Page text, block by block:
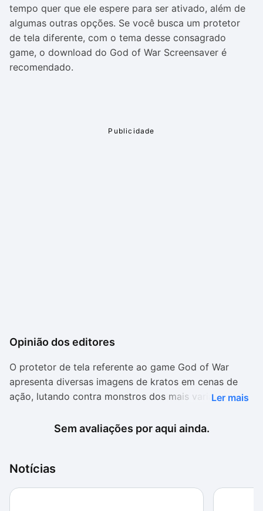
tempo quer que ele espere para ser ativado, além de
algumas outras opções. Se você busca um protetor
de tela diferente, com o tema desse consagrado
game, o download do God of War Screensaver é
recomendado.
Opinião dos editores
O protetor de tela referente ao game God of War
apresenta diversas imagens de kratos em cenas de
ação, lutando contra monstros dos mais variados
baixa para monitores maiores ou com resoluções
No entanto, quem é fã da série vai, sem dúvida, gostar
do protetor de tela. Ele é muito leve e exibe diferentes
Ler mais
Sem avaliações por aqui ainda.
Notícias